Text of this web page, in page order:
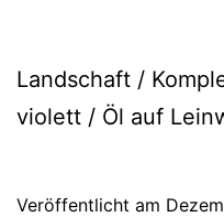
Landschaft /
violett / Öl auf
Veröffentlicht am